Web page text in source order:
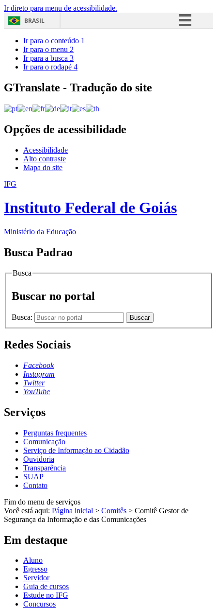
Ir direto para menu de acessibilidade.
BRASIL
Acesso à informação
Ir para o conteúdo 1
Ir para o menu 2
Ir para a busca 3
Ir para o rodapé 4
GTranslate - Tradução do site
Opções de acessibilidade
Acessibilidade
Alto contraste
Mapa do site
IFG
Instituto Federal de Goiás
Ministério da Educação
Busca Padrao
Busca
Buscar no portal
Busca: Buscar
Redes Sociais
Facebook
Instagram
Twitter
YouTube
Serviços
Perguntas frequentes
Comunicação
Serviço de Informação ao Cidadão
Ouvidoria
Transparência
SUAP
Contato
Fim do menu de serviços
Você está aqui: Página inicial > Comitês > Comitê Gestor de
Segurança da Informação e das Comunicações
Em destaque
Aluno
Egresso
Servidor
Guia de cursos
Estude no IFG
Concursos